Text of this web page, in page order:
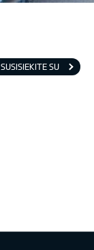
SUSISIEKITE SU